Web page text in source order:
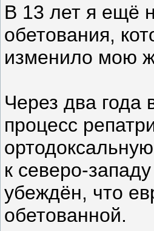
В 13 лет я ещё
обетования,
изменило мою
Через два
процесс
к северо-
убеждён, что
обетованной.